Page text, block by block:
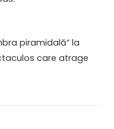
piramidală” la
care atrage